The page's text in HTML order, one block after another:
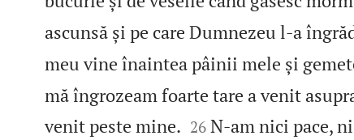
ascunsă și pe care Dumnezeu l‑a
meu vine înaintea pâinii mele și
mă îngrozeam foarte tare a venit
venit peste mine.
26 N‑am nici pace,